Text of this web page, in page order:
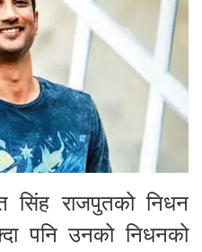
सिंह राजपुतको निधन
पनि उनको निधनको